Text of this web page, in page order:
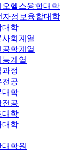
오헬스융합대학
자정보융합대학
대학
사회계열
공학계열
능계열
과정
전공
대학
전공
대학
대학
대학원